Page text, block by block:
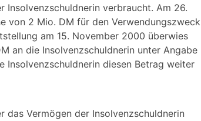
verbraucht. Am 26.
von 2 Mio. DM für den Verwendungszweck
am 15. November 2000 überwies
an die Insolvenzschuldnerin unter Angabe
Insolvenzschuldnerin diesen Betrag weiter
das Vermögen der Insolvenzschuldnerin